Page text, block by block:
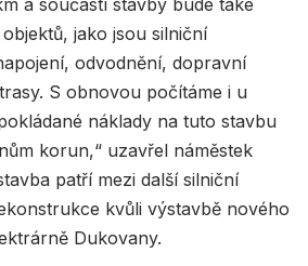
a součástí stavby bude také
jako jsou silniční
odvodnění, dopravní
S obnovou počítáme i u
náklady na tuto stavbu
korun,“ uzavřel náměstek
patří mezi další silniční
kvůli výstavbě nového
Dukovany.